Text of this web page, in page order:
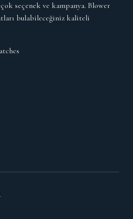
seçenek ve kampanya. Blower
bulabileceğiniz kaliteli